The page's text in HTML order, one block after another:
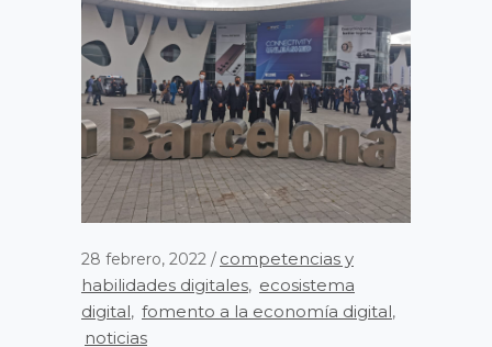
28 febrero, 2022
competencias y
habilidades digitales, ecosistema
digital, fomento a la economía digital,
noticias
TRAVÉS DEL CHEQUEO DIGITAL
El país centroamericano lanzó la
plataforma “Chequeo Digital”,
construida por Fundación País Digital
junto al Banco Interamericano...